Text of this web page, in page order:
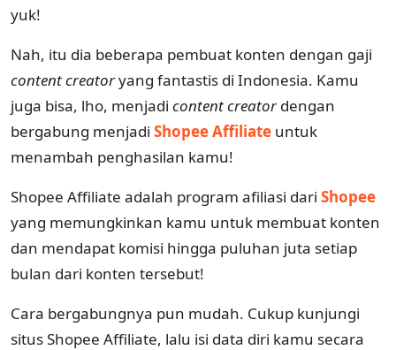
yuk!
Nah, itu dia beberapa pembuat konten dengan gaji
content creatoryang fantastis di Indonesia. Kamu
juga bisa, lho, menjadi content creatordengan
bergabung menjadi Shopee Affiliate untuk
menambah penghasilan kamu!
Shopee Affiliate adalah program afiliasi dari Shopee
yang memungkinkan kamu untuk membuat konten
dan mendapat komisi hingga puluhan juta setiap
bulan dari konten tersebut!
Cara bergabungnya pun mudah. Cukup kunjungi
situs Shopee Affiliate, lalu isi data diri kamu secara